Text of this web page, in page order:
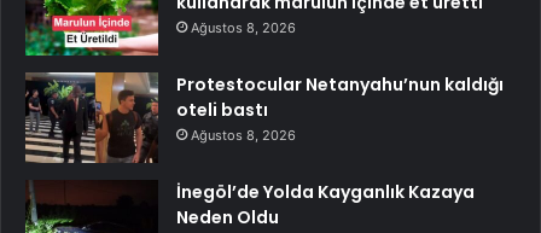
Ağustos 8, 2026
Protestocular Netanyahu’nun kaldığı
oteli bastı
Ağustos 8, 2026
İnegöl’de Yolda Kayganlık Kazaya
Neden Oldu